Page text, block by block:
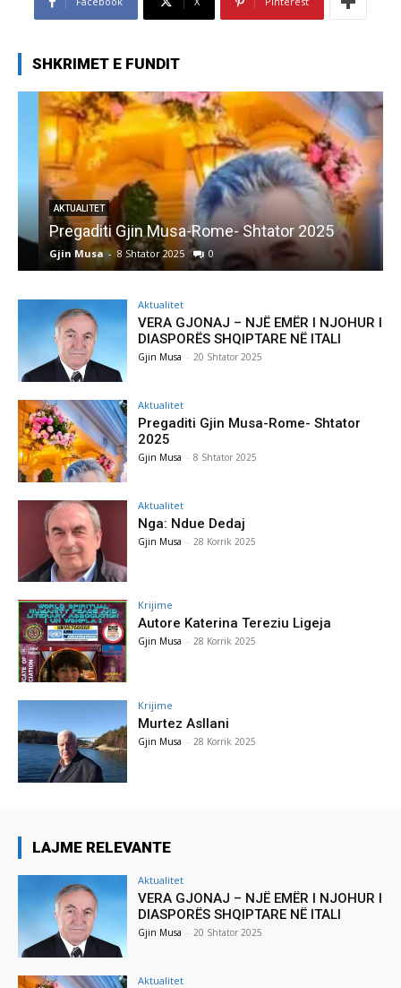
SHKRIMET E FUNDIT
AKTUALITET
Pregaditi Gjin Musa-Rome- Shtator 2025
Gjin Musa - 8 Shtator 2025 0
Aktualitet
VERA GJONAJ – NJË EMËR I NJOHUR I
DIASPORËS SHQIPTARE NË ITALI
Gjin Musa - 20 Shtator 2025
Aktualitet
Pregaditi Gjin Musa-Rome- Shtator
2025
Gjin Musa - 8 Shtator 2025
Aktualitet
Nga: Ndue Dedaj
Gjin Musa - 28 Korrik 2025
Krijime
Autore Katerina Tereziu Ligeja
Gjin Musa - 28 Korrik 2025
Krijime
Murtez Asllani
Gjin Musa - 28 Korrik 2025
LAJME RELEVANTE
Aktualitet
VERA GJONAJ – NJË EMËR I NJOHUR I
DIASPORËS SHQIPTARE NË ITALI
Gjin Musa - 20 Shtator 2025
Aktualitet